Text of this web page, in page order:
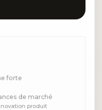
forte
de marché
produit